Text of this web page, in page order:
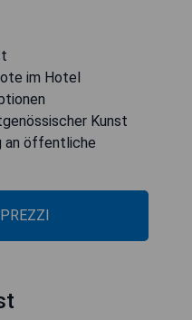
im Hotel
Kunst
an öffentliche